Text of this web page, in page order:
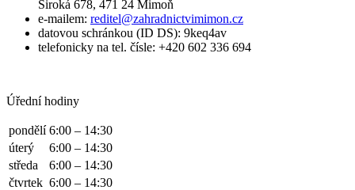
Široká 678, 471 24 Mimoň
e-mailem: reditel@zahradnictvimimon.cz
datovou schránkou (ID DS): 9keq4av
telefonicky na tel. čísle: +420 602 336 694
Úřední hodiny
pondělí 6:00 – 14:30
úterý
6:00 – 14:30
středa
6:00 – 14:30
čtvrtek 6:00 – 14:30